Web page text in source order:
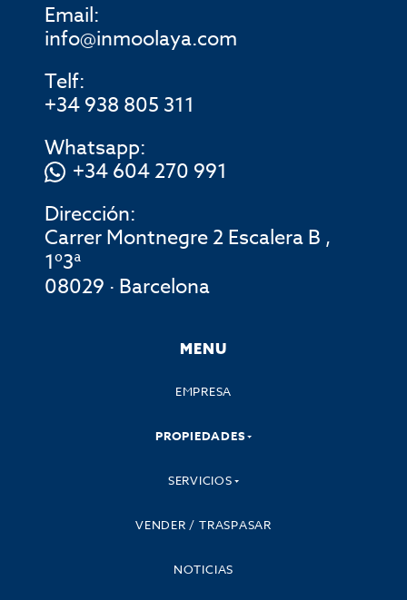
Email:
info@inmoolaya.com
Telf:
+34 938 805 311
Whatsapp:
+34 604 270 991
Dirección:
Carrer Montnegre 2 Escalera B ,
1º3ª
08029 · Barcelona
MENU
EMPRESA
PROPIEDADES
SERVICIOS
VENDER / TRASPASAR
NOTICIAS